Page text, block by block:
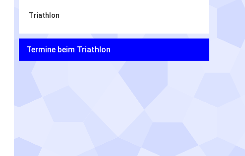
Triathlon
Termine beim Triathlon